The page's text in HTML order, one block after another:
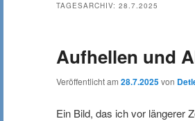
TAGESARCHIV: 28.7.2025
Aufhellen und
Veröffentlicht am 28.7.2025von
Ein Bild, das ich vor längerer